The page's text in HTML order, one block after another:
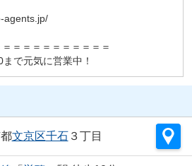
＝＝＝＝＝＝＝＝＝＝
で元気に営業中！
文京区千石３丁目